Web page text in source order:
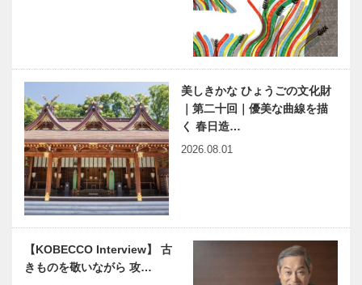
ひょうごの文
化財 | 優れた
造形美で「白
鳳文化の傑
作」 | 第五
回 …
神戸で始まっ
て 神戸で終
る 59
多田先生! 素
粒子物理学者
感動に出会う
神戸の「船
旅」
シャル・イン
タビュー
連載
近代建築の巨
美しきかな ひょうごの文化財
｜第二十回｜優美な曲線を描
く 春日造…
2026.08.01
【KOBECCO Interview】 古
きものを敬いながら 攻…